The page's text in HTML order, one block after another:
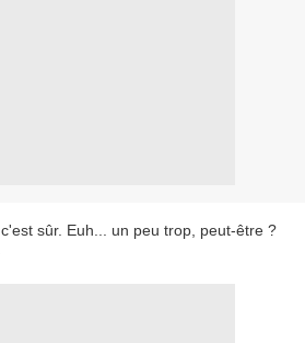
, c'est sûr. Euh... un peu trop, peut-être ?